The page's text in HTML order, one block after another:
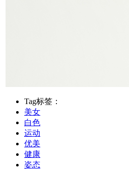
Tag标签：
美女
白色
运动
优美
健康
姿态